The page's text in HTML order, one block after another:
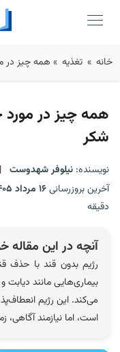
Skip
خانه » تغذیه » همه چیز در مورد چالش
شکر
نویسنده: نیلوفر شهدوست |
آخرین بروزرسانی16 مرداد 1405
دقیقه
آنچه در این مقاله
رژیم بدون قند با حذف
بیماری‌هایی مانند
می‌کند. این رژیم
است، اما نیازمند